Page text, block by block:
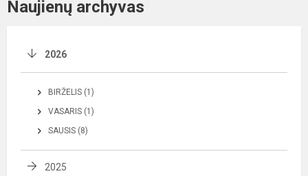
Naujienų archyvas
2026
BIRŽELIS (1)
VASARIS (1)
SAUSIS (8)
2025